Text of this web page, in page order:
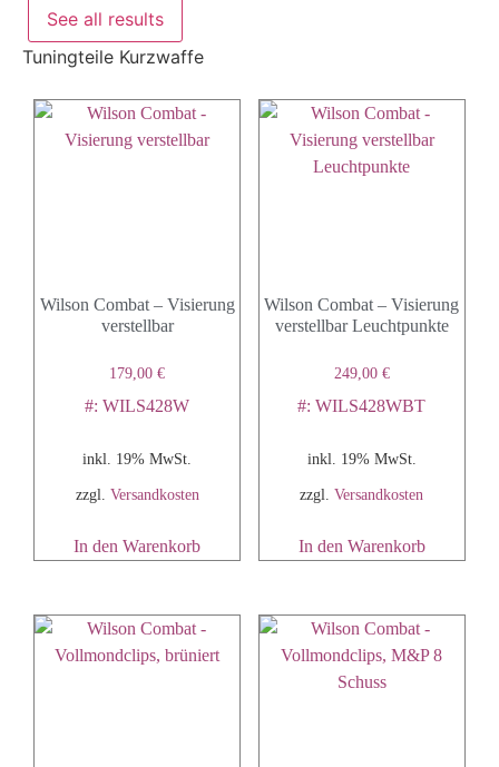
See all results
Tuningteile Kurzwaffe
Wilson Combat – Visierung
verstellbar
179,00€
#: WILS428W
inkl. 19% MwSt.
zzgl. Versandkosten
In den Warenkorb
Wilson Combat – Visierung
verstellbar Leuchtpunkte
249,00 €
#: WILS428WBT
inkl. 19% MwSt.
zzgl.Versandkosten
In den Warenkorb